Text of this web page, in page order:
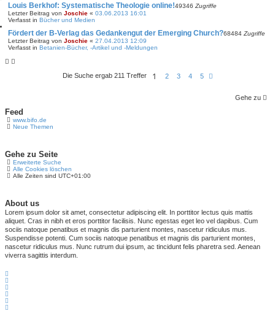
Louis Berkhof: Systematische Theologie online!
Letzter Beitrag von Joschie « 03.06.2013 16:01
Verfasst in Bücher und Medien
49346 Zugriffe
Fördert der B-Verlag das Gedankengut der Emerging Church?
Letzter Beitrag von Joschie « 27.04.2013 12:09
Verfasst in Betanien-Bücher, -Artikel und -Meldungen
68484 Zugriffe
Die Suche ergab 211 Treffer 1 2 3 4 5
Gehe zu
Feed
www.bifo.de
Neue Themen
Gehe zu Seite
Erweiterte Suche
Alle Cookies löschen
Alle Zeiten sind UTC+01:00
About us
Lorem ipsum dolor sit amet, consectetur adipiscing elit. In porttitor lectus quis mattis
aliquet. Cras in nibh et eros porttitor facilisis. Nunc egestas eget leo vel dapibus. Cum
sociis natoque penatibus et magnis dis parturient montes, nascetur ridiculus mus.
Suspendisse potenti. Cum sociis natoque penatibus et magnis dis parturient montes,
nascetur ridiculus mus. Nunc rutrum dui ipsum, ac tincidunt felis pharetra sed. Aenean
viverra sagittis interdum.